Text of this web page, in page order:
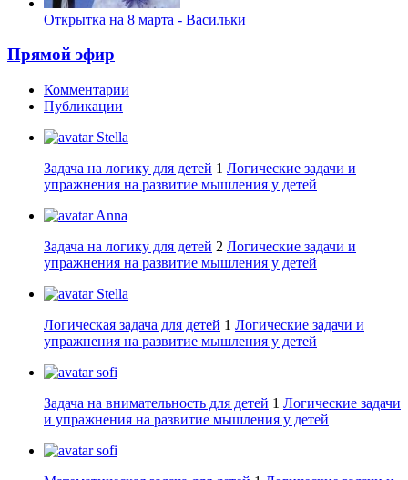
Открытка на 8 марта - Васильки
Прямой эфир
Комментарии
Публикации
Stella
Задача на логику для детей 1 Логические задачи и
упражнения на развитие мышления у детей
Anna
Задача на логику для детей 2 Логические задачи и
упражнения на развитие мышления у детей
Stella
Логическая задача для детей 1 Логические задачи и
упражнения на развитие мышления у детей
sofi
Задача на внимательность для детей 1 Логические задачи
и упражнения на развитие мышления у детей
sofi